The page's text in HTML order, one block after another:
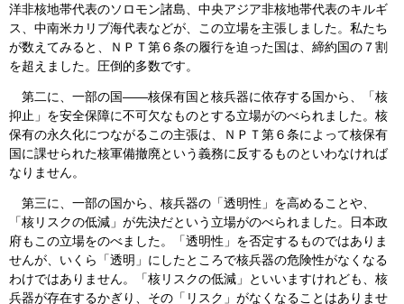
洋非核地帯代表のソロモン諸島、中央アジア非核地帯代表のキルギ
ス、中南米カリブ海代表などが、この立場を主張しました。私たち
が数えてみると、ＮＰＴ第６条の履行を迫った国は、締約国の７割
を超えました。圧倒的多数です。
第二に、一部の国――核保有国と核兵器に依存する国から、「核
抑止」を安全保障に不可欠なものとする立場がのべられました。核
保有の永久化につながるこの主張は、ＮＰＴ第６条によって核保有
国に課せられた核軍備撤廃という義務に反するものといわなければ
なりません。
第三に、一部の国から、核兵器の「透明性」を高めることや、
「核リスクの低減」が先決だという立場がのべられました。日本政
府もこの立場をのべました。「透明性」を否定するものではありま
せんが、いくら「透明」にしたところで核兵器の危険性がなくなる
わけではありません。「核リスクの低減」といいますけれども、核
兵器が存在するかぎり、その「リスク」がなくなることはありませ